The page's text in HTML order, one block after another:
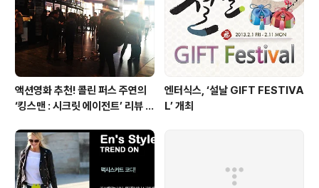
액션영화 추천! 콜린 퍼스 주연의
‘킹스맨 : 시크릿 에이전트’ 리뷰 &
엔터식스, ‘설날 GIFT FESTIVA
L’ 개최